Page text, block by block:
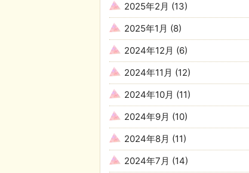
2025年2月 (13)
2025年1月 (8)
2024年12月 (6)
2024年11月 (12)
2024年10月 (11)
2024年9月 (10)
2024年8月 (11)
2024年7月 (14)